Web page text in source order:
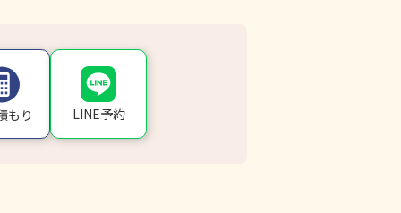
もり LINE予約